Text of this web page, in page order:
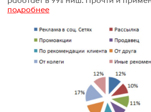
подробнее